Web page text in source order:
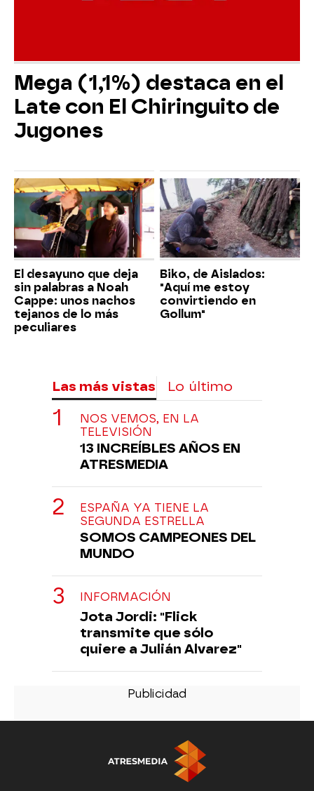
Mega (1,1%) destaca en el
Late con El Chiringuito de
Jugones
El desayuno que deja
sin palabras a Noah
Cappe: unos nachos
tejanos de lo más
peculiares
Biko, de Aislados:
"Aquí me estoy
convirtiendo en
Gollum"
Las más vistas Lo último
NOS VEMOS, EN LA
TELEVISIÓN
13 INCREÍBLES AÑOS EN
ATRESMEDIA
ESPAÑA YA TIENE LA
SEGUNDA ESTRELLA
SOMOS CAMPEONES DEL
MUNDO
INFORMACIÓN
Jota Jordi: "Flick
transmite que sólo
quiere a Julián Alvarez"